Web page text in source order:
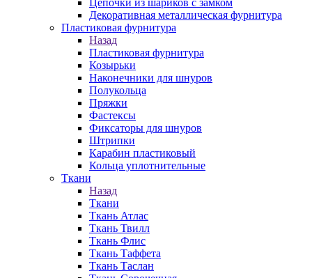
Цепочки из шариков с замком
Декоративная металлическая фурнитура
Пластиковая фурнитура
Назад
Пластиковая фурнитура
Козырьки
Наконечники для шнуров
Полукольца
Пряжки
Фастексы
Фиксаторы для шнуров
Штрипки
Карабин пластиковый
Кольца уплотнительные
Ткани
Назад
Ткани
Ткань Атлас
Ткань Твилл
Ткань Флис
Ткань Таффета
Ткань Таслан